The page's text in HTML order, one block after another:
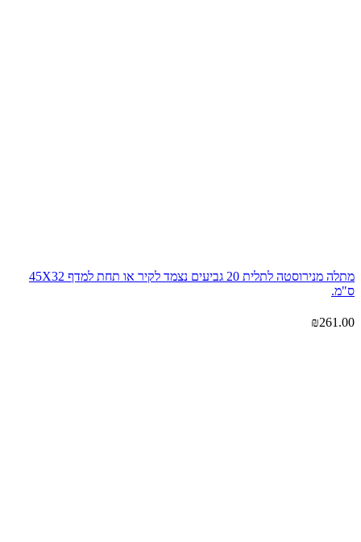
מתלה מנירוסטה לתלית 20 גביעים נצמד לקיר או תחת למדף 45X32
ס"מ.
₪261.00